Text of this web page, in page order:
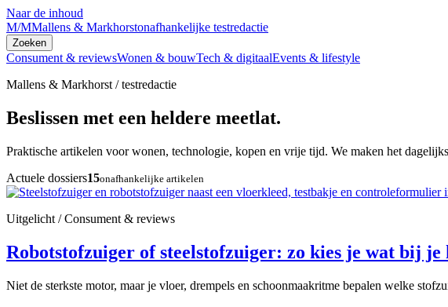
Naar de inhoud
M/MMallens & Markhorstonafhankelijke testredactie
Zoeken
Consument & reviewsWonen & bouwTech & digitaalEvents & lifestyle
Mallens & Markhorst / testredactie
Beslissen met een heldere meetlat.
Praktische artikelen voor wonen, technologie, kopen en vrije tijd. We maken het
Actuele dossiers15onafhankelijke artikelen
Uitgelicht / Consument & reviews
Robotstofzuiger of steelstofzuiger: zo kies je wat bij je
Niet de sterkste motor, maar je vloer, drempels en schoonmaakritme bepalen welke